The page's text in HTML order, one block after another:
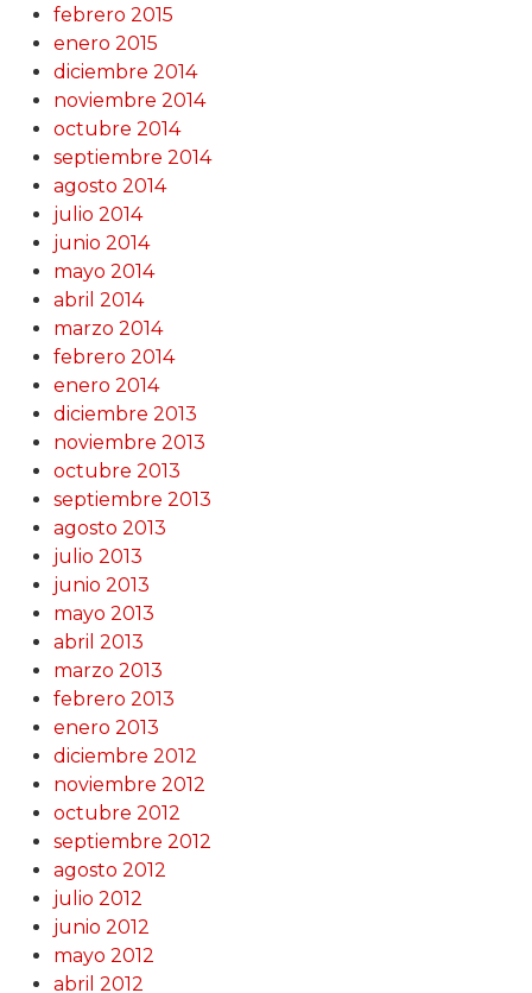
febrero 2015
enero 2015
diciembre 2014
noviembre 2014
octubre 2014
septiembre 2014
agosto 2014
julio 2014
junio 2014
mayo 2014
abril 2014
marzo 2014
febrero 2014
enero 2014
diciembre 2013
noviembre 2013
octubre 2013
septiembre 2013
agosto 2013
julio 2013
junio 2013
mayo 2013
abril 2013
marzo 2013
febrero 2013
enero 2013
diciembre 2012
noviembre 2012
octubre 2012
septiembre 2012
agosto 2012
julio 2012
junio 2012
mayo 2012
abril 2012